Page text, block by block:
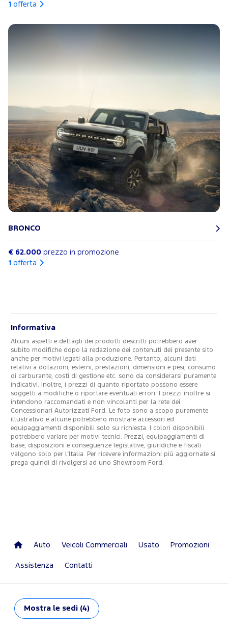
1 offerta
BRONCO
€ 62.000 prezzo in promozione
1 offerta
Informativa
Alcuni aspetti e dettagli dei prodotti descritti potrebbero aver
subito modifiche dopo la redazione dei contenuti del presente sito
anche per motivi legati alla produzione. Pertanto, alcuni dati
relativi a dotazioni, esterni, prestazioni, dimensioni e pesi, consumo
di carburante, costi di gestione etc. sono da considerarsi puramente
indicativi. Inoltre, i prezzi di quanto riportato possono essere
soggetti a modifiche o riportare eventuali errori. I prezzi inoltre si
intendono raccomandati e non vincolanti per la rete dei
Concessionari Autorizzati Ford. Le foto sono a scopo puramente
illustrativo e alcune potrebbero mostrare accessori ed
equipaggiamenti disponibili solo su richiesta. I colori disponibili
potrebbero variare per motivi tecnici. Prezzi, equipaggiamenti di
base, disposizioni e conseguenze legislative, giuridiche e fiscali
valgono solo per l’Italia. Per ricevere informazioni più aggiornate si
prega quindi di rivolgersi ad uno Showroom Ford.
Auto Veicoli Commerciali Usato Promozioni
Assistenza Contatti
Mostra le sedi (4)